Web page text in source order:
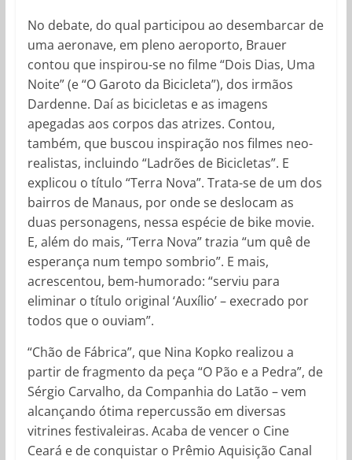
No debate, do qual participou ao desembarcar de
uma aeronave, em pleno aeroporto, Brauer
contou que inspirou-se no filme “Dois Dias, Uma
Noite” (e “O Garoto da Bicicleta”), dos irmãos
Dardenne. Daí as bicicletas e as imagens
apegadas aos corpos das atrizes. Contou,
também, que buscou inspiração nos filmes neo-
realistas, incluindo “Ladrões de Bicicletas”. E
explicou o título “Terra Nova”. Trata-se de um dos
bairros de Manaus, por onde se deslocam as
duas personagens, nessa espécie de bike movie.
E, além do mais, “Terra Nova” trazia “um quê de
esperança num tempo sombrio”. E mais,
acrescentou, bem-humorado: “serviu para
eliminar o título original ‘Auxílio’ – execrado por
todos que o ouviam”.
“Chão de Fábrica”, que Nina Kopko realizou a
partir de fragmento da peça “O Pão e a Pedra”, de
Sérgio Carvalho, da Companhia do Latão – vem
alcançando ótima repercussão em diversas
vitrines festivaleiras. Acaba de vencer o Cine
Ceará e de conquistar o Prêmio Aquisição Canal